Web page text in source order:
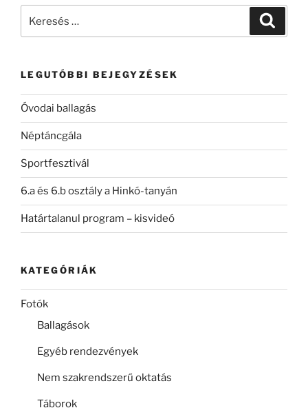
LEGUTÓBBI BEJEGYZÉSEK
Óvodai ballagás
Néptáncgála
Sportfesztivál
6.a és 6.b osztály a Hinkó-tanyán
Határtalanul program – kisvideó
KATEGÓRIÁK
Fotók
Ballagások
Egyéb rendezvények
Nem szakrendszerű oktatás
Táborok